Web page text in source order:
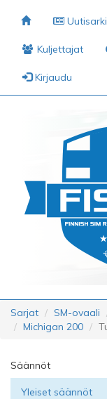
Kuljettajat
Kirjaudu
Sarjat SM-ovaali
Michigan 200
Säännöt
Yleiset säännöt